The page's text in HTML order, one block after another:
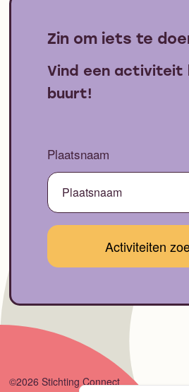
Zin om iets te
Vind een activiteit
buurt!
Plaatsnaam
©2026 Stichting Connect